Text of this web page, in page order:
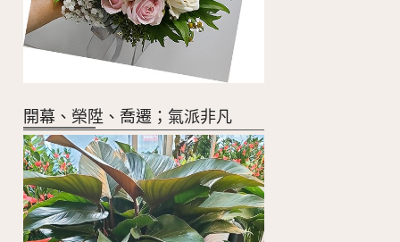
開幕、榮陞、喬遷；氣派非凡